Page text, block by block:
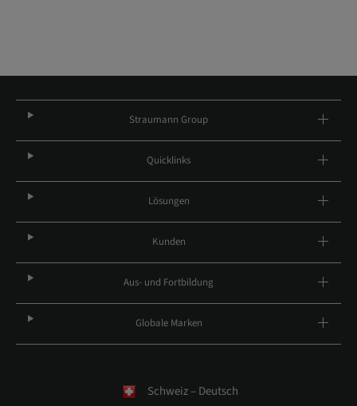
Straumann Group
Quicklinks
Lösungen
Kunden
Aus- und Fortbildung
Globale Marken
Schweiz – Deutsch